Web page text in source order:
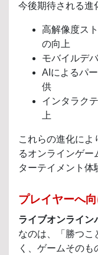
今後期待される進
高解像度ス
の向上
モバイルデ
AIによるパ
供
インタラク
上
これらの進化によ
るオンラインゲー
ターテイメント体
プレイヤーへ
ライブオンライン
なのは、「勝つこ
く、ゲームその